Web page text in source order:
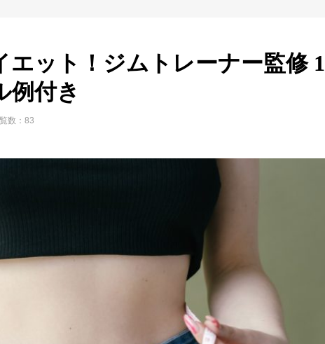
エット！ジムトレーナー監修 1
例付き
数：83